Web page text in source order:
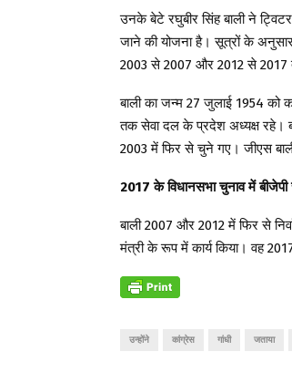
उनके बेटे रघुबीर सिंह बाली ने
जाने की योजना है। सूत्रों के अनुसार
2003 से 2007 और 2012 से 2017
बाली का जन्म 27 जुलाई 1954
तक सेवा दल के प्रदेश अध्यक्ष रहे।
2003 में फिर से चुने गए। जीएस
2017 के विधानसभा चुनाव में
बाली 2007 और 2012 में फिर से
मंत्री के रूप में कार्य किया। वह
उन्होंने कांग्रेस गांधी जताया